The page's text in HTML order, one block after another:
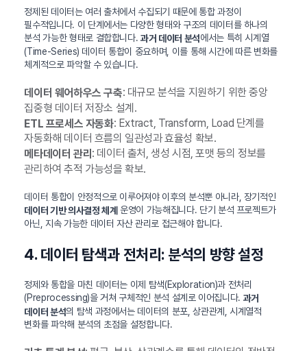
정제된 데이터는 여러 출처에서 수집되기 때문에 통합 과정이
필수적입니다. 이 단계에서는 다양한 형태와 구조의 데이터를 하나의
분석 가능한 형태로 결합합니다.과거 데이터 분석에서는 특히 시계열
(Time-Series) 데이터 통합이 중요하며, 이를 통해 시간에 따른 변화를
체계적으로 파악할 수 있습니다.
데이터 웨어하우스 구축: 대규모 분석을 지원하기 위한 중앙
집중형 데이터 저장소 설계.
ETL 프로세스 자동화: Extract, Transform, Load 단계를
자동화해 데이터 흐름의 일관성과 효율성 확보.
메타데이터 관리 : 데이터 출처, 생성 시점, 포맷 등의 정보를
관리하여 추적 가능성을 확보.
데이터 통합이 안정적으로 이루어져야 이후의 분석뿐 아니라, 장기적인
데이터 기반 의사결정 체계 운영이 가능해집니다. 단기 분석 프로젝트가
아닌, 지속 가능한 데이터 자산 관리로 접근해야 합니다.
4. 데이터 탐색과 전처리: 분석의 방향 설정
정제와 통합을 마친 데이터는 이제 탐색(Exploration)과 전처리
(Preprocessing)을 거쳐 구체적인 분석 설계로 이어집니다. 과거
데이터 분석의 탐색 과정에서는 데이터의 분포, 상관관계, 시계열적
변화를 파악해 분석의 초점을 설정합니다.